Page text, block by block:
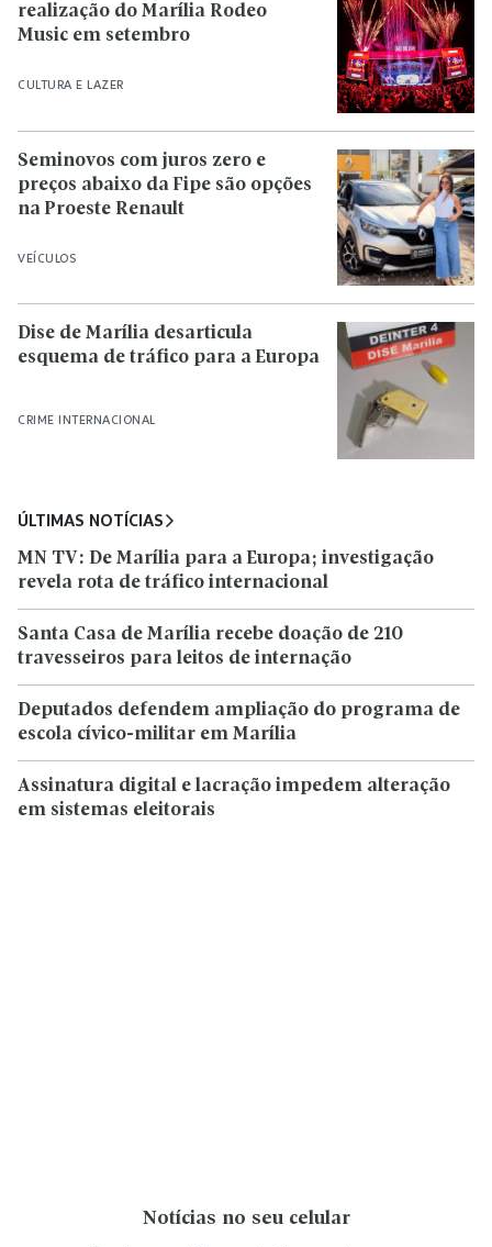
CULTURA E LAZER
realização do Marília Rodeo
Music em setembro
VEÍCULOS
Seminovos com juros zero e
preços abaixo da Fipe são opções
na Proeste Renault
CRIME INTERNACIONAL
Dise de Marília desarticula
esquema de tráfico para a Europa
ÚLTIMAS NOTÍCIAS
MN TV: De Marília para a Europa; investigação
revela rota de tráfico internacional
Santa Casa de Marília recebe doação de 210
travesseiros para leitos de internação
Deputados defendem ampliação do programa de
escola cívico-militar em Marília
Assinatura digital e lacração impedem alteração
em sistemas eleitorais
Notícias no seu celular